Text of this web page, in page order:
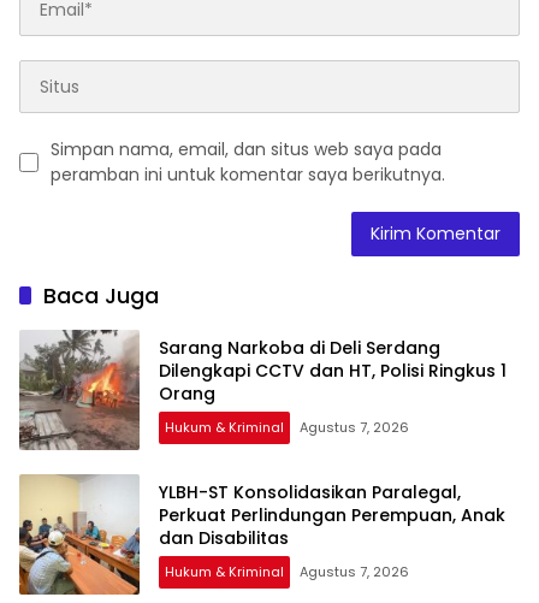
Simpan nama, email, dan situs web saya pada
peramban ini untuk komentar saya berikutnya.
Baca Juga
Sarang Narkoba di Deli Serdang
Dilengkapi CCTV dan HT, Polisi Ringkus 1
Orang
Hukum & Kriminal Agustus 7, 2026
YLBH-ST Konsolidasikan Paralegal,
Perkuat Perlindungan Perempuan, Anak
Hukum & Kriminal Agustus 7, 2026